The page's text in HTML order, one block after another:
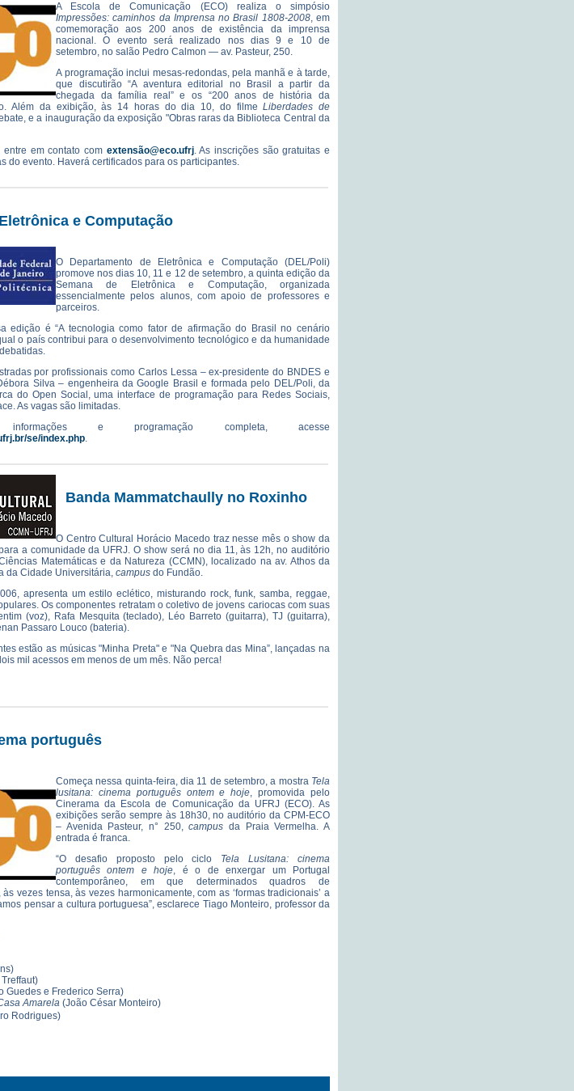
A Escola de Comunicação (ECO) realiza o simpósio
Impressões: caminhos da Imprensa no Brasil 1808-2008, em
comemoração aos 200 anos de existência da imprensa
nacional. O evento será realizado nos dias 9 e 10 de
setembro, no salão Pedro Calmon — av. Pasteur, 250.
A programação inclui mesas-redondas, pela manhã e à tarde,
que discutirão “A aventura editorial no Brasil a partir da
chegada da família real” e os “200 anos de história da
Além da exibição, às 14 horas do dia 10, do filmeLiberdades de
e a inauguração da exposição "Obras raras da Biblioteca Central da
entre em contato com extensão@eco.ufrj. As inscrições são gratuitas e
do evento. Haverá certificados para os participantes.
e Computação
O Departamento de Eletrônica e Computação (DEL/Poli)
promove nos dias 10, 11 e 12 de setembro, a quinta edição da
Semana de Eletrônica e Computação, organizada
essencialmente pelos alunos, com apoio de professores e
parceiros.
edição é “A tecnologia como fator de afirmação do Brasil no cenário
o país contribui para o desenvolvimento tecnológico e da humanidade
por profissionais como Carlos Lessa – ex-presidente do BNDES e
Silva – engenheira da Google Brasil e formada pelo DEL/Poli, da
do Open Social, uma interface de programação para Redes Sociais,
As vagas são limitadas.
e programação completa, acesse
se/index.php.
Banda Mammatchaully no Roxinho
O Centro Cultural Horácio Macedo traz nesse mês o show da
a comunidade da UFRJ. O show será no dia 11, às 12h, no auditório
Matemáticas e da Natureza (CCMN), localizado na av. Athos da
da Cidade Universitária, campus do Fundão.
apresenta um estilo eclético, misturando rock, funk, samba, reggae,
Os componentes retratam o coletivo de jovens cariocas com suas
(voz), Rafa Mesquita (teclado), Léo Barreto (guitarra), TJ (guitarra),
Passaro Louco (bateria).
estão as músicas "Minha Preta" e "Na Quebra das Mina”, lançadas na
mil acessos em menos de um mês. Não perca!
português
Começa nessa quinta-feira, dia 11 de setembro, a mostra Tela
lusitana: cinema português ontem e hoje, promovida pelo
Cinerama da Escola de Comunicação da UFRJ (ECO). As
exibições serão sempre às 18h30, no auditório da CPM-ECO
– Avenida Pasteur, n° 250,campus da Praia Vermelha. A
entrada é franca.
“O desafio proposto pelo ciclo Tela Lusitana: cinema
português ontem e hoje, é o de enxergar um Portugal
contemporâneo, em que determinados quadros de
vezes tensa, às vezes harmonicamente, com as ‘formas tradicionais’ a
pensar a cultura portuguesa”, esclarece Tiago Monteiro, professor da
Guedes e Frederico Serra)
Amarela (João César Monteiro)
Rodrigues)